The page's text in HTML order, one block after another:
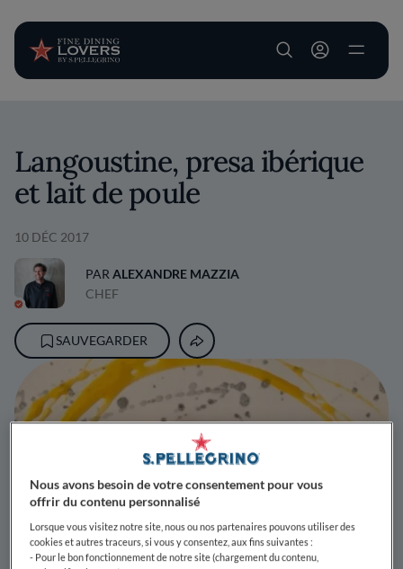
User account
Langoustine, presa ibérique
et lait de poule
10 DÉC 2017
PAR ALEXANDRE MAZZIA
CHEF
SAUVEGARDER
Nous avons besoin de votre consentement pour vous
offrir du contenu personnalisé
Lorsque vous visitez notre site, nous ou nos partenaires pouvons utiliser des
cookies et autres traceurs, si vous y consentez, aux fins suivantes :
- Pour le bon fonctionnement de notre site (chargement du contenu,